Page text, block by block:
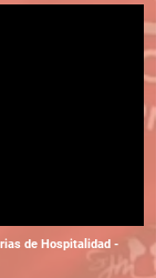
de Hospitalidad -